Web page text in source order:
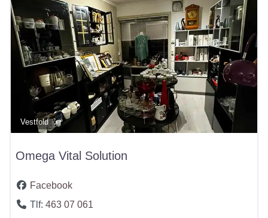
Vestfold
Omega Vital Solution
Facebook
Tlf: 463 07 061